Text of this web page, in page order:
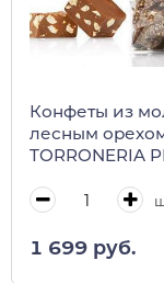
Конфеты из
лесным орехом
TORRONERIA
1 699 руб.